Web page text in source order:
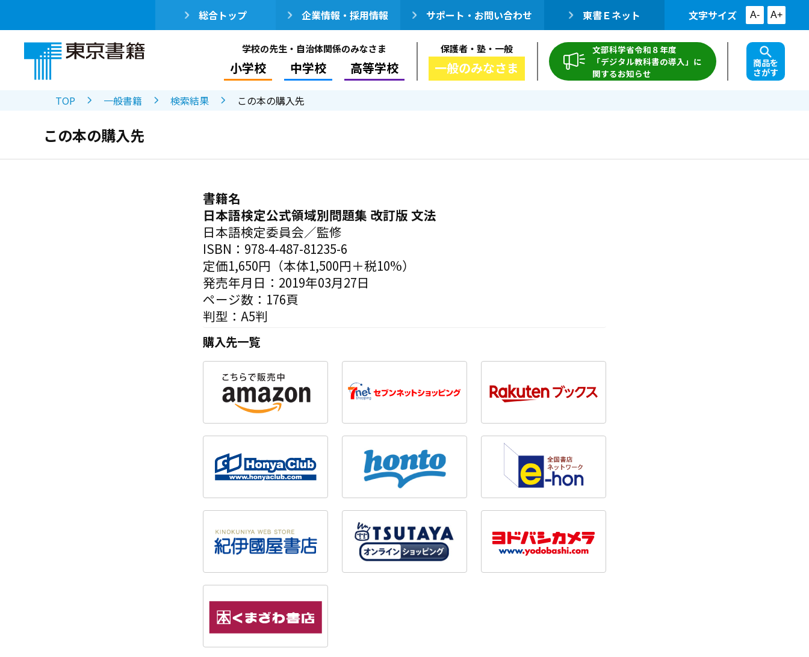
総合トップ 企業情報・採用情報 サポート・お問い合わせ 東書Ｅネット 文字サイズ A- A+
学校の先生・自治体関係のみなさま
小学校 中学校 高等学校
保護者・塾・一般
一般のみなさま
文部科学省令和８年度
「デジタル教科書の導入」に
関するお知らせ
商品を
さがす
TOP 一般書籍 検索結果 この本の購入先
この本の購入先
書籍名
日本語検定公式領域別問題集 改訂版 文法
日本語検定委員会／監修
ISBN：978-4-487-81235-6
定価1,650円（本体1,500円＋税10%）
発売年月日：2019年03月27日
ページ数：176頁
判型：A5判
購入先一覧